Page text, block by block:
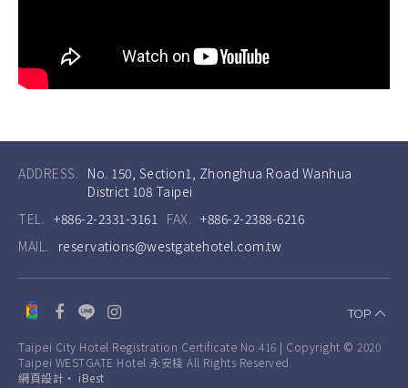
ADDRESS. No. 150, Section1, Zhonghua Road Wanhua
District 108 Taipei
TEL. +886-2-2331-3161 FAX. +886-2-2388-6216
MAIL.
reservations@westgatehotel.com.tw
TOP
Taipei City Hotel Registration Certificate No.416 | Copyright © 2020
Taipei WESTGATE Hotel 永安棧 All Rights Reserved.
網頁設計 ‧ iBest